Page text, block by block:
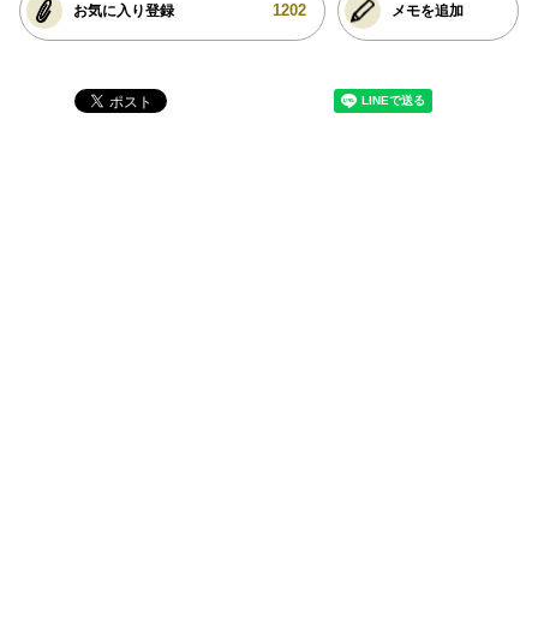
お気に入り登録 1202 メモを追加